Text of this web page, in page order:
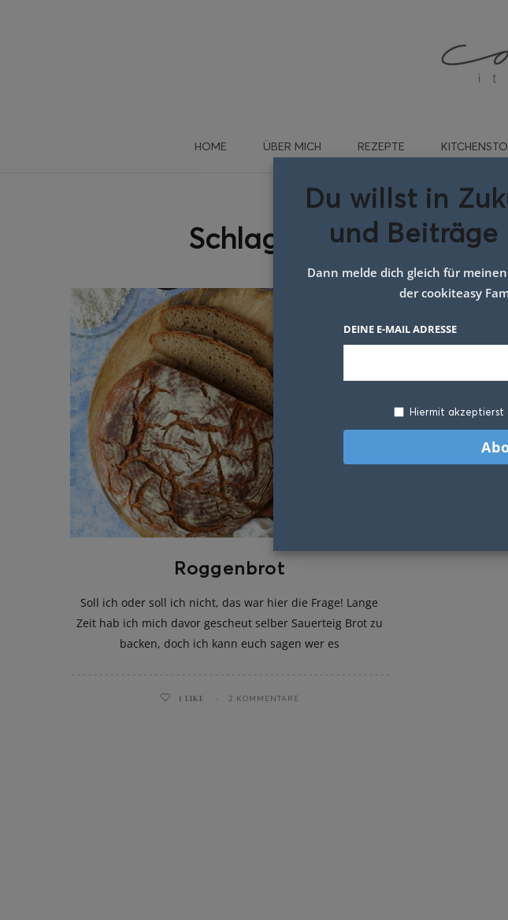
HOME ÜBER MICH REZEPTE
Schlagwort:
Roggenbrot
Soll ich oder soll ich nicht, das war hier die Frage! Lange
Zeit hab ich mich davor gescheut selber Sauerteig Brot zu
backen, doch ich kann euch sagen wer es
1 LIKE 2 KOMMENTARE
Du willst in
und Beiträge
Dann melde dich gleich für
der cookiteasy
DEINE E-MAIL ADRESSE
Hiermit akzeptierst